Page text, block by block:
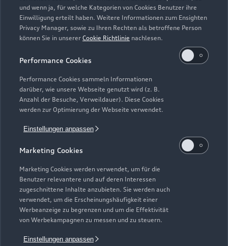
und wenn ja, für welche Kategorien von Cookies Benutzer ihre
Einwilligung erteilt haben. Weitere Informationen zum Ensighten
Privacy Manager, sowie zu Ihren Rechten als betroffene Person
können Sie in unserer Cookie Richtlinie nachlesen.
Performance Cookies
Performance Cookies sammeln Informationen
darüber, wie unsere Webseite genutzt wird (z. B.
Anzahl der Besuche, Verweildauer). Diese Cookies
werden zur Optimierung der Webseite verwendet.
Einstellungen anpassen
Marketing Cookies
Marketing Cookies werden verwendet, um für die
Benutzer relevantere und auf deren Interessen
zugeschnittene Inhalte anzubieten. Sie werden auch
verwendet, um die Erscheinungshäufigkeit einer
Werbeanzeige zu begrenzen und um die Effektivität
von Werbekampagnen zu messen und zu steuern.
Einstellungen anpassen
Zur Inspektion